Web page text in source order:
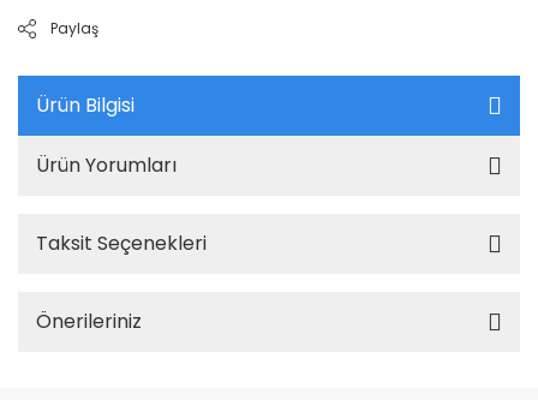
Paylaş
Ürün Bilgisi
Ürün Yorumları
Taksit Seçenekleri
Önerileriniz